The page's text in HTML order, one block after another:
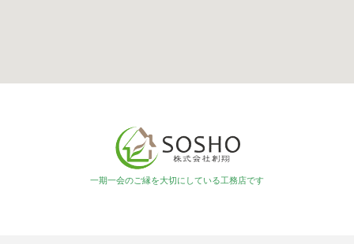
一期一会のご縁を大切にしている工務店です